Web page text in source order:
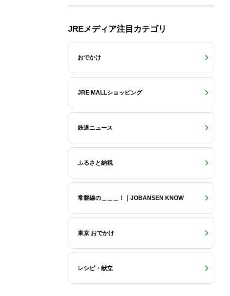
JREメディア注目カテゴリ
おでかけ
JRE MALLショッピング
鉄道ニュース
ふるさと納税
常磐線の＿＿＿！｜JOBANSEN KNOW
東京 おでかけ
レシピ・献立